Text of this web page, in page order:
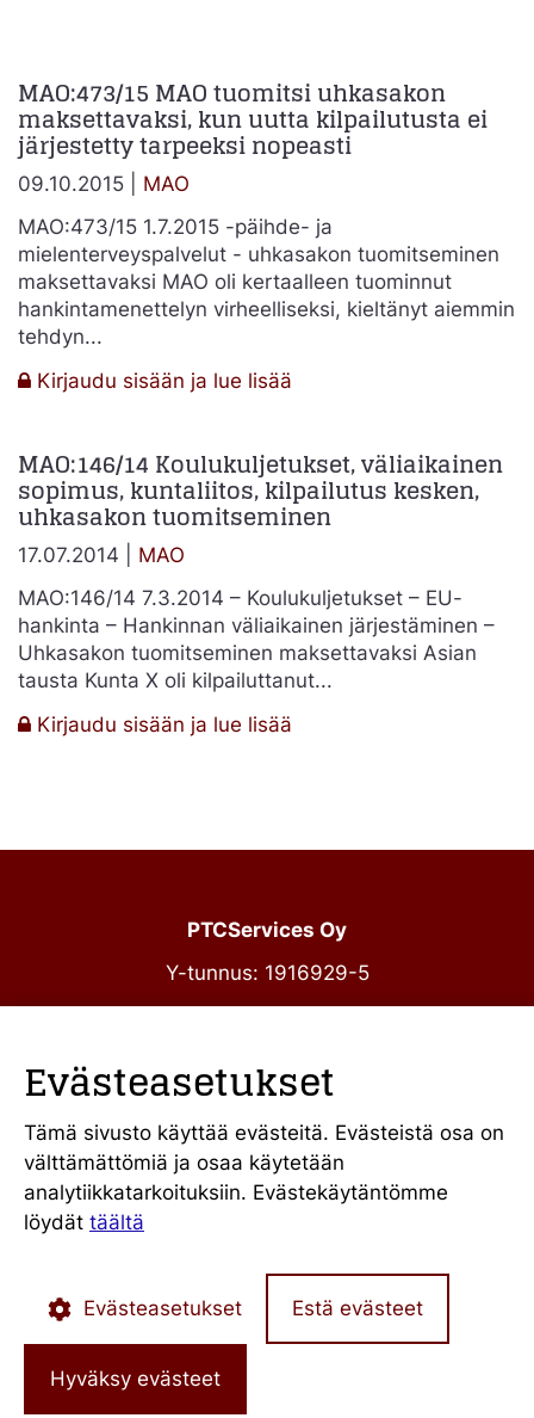
MAO:473/15 MAO tuomitsi uhkasakon
maksettavaksi, kun uutta kilpailutusta ei
järjestetty tarpeeksi nopeasti
09.10.2015 | MAO
MAO:473/15 1.7.2015 -päihde- ja
mielenterveyspalvelut - uhkasakon tuomitseminen
maksettavaksi MAO oli kertaalleen tuominnut
hankintamenettelyn virheelliseksi, kieltänyt aiemmin
tehdyn...
Kirjaudu sisään ja lue lisää
tuomitsi
uhkasakon
maksettavaksi,
kilpailutusta
ei
järjestetty
tarpeeksi
MAO:146/14 Koulukuljetukset, väliaikainen
sopimus, kuntaliitos, kilpailutus kesken,
uhkasakon tuomitseminen
17.07.2014 | MAO
MAO:146/14 7.3.2014 – Koulukuljetukset – EU-
hankinta – Hankinnan väliaikainen järjestäminen –
Uhkasakon tuomitseminen maksettavaksi Asian
tausta Kunta X oli kilpailuttanut...
Kirjaudu sisään ja lue lisää
uhkasakon
tuomitseminen
PTCServices Oy
Y-tunnus: 1916929-5
julkiset@ptcs.fi
Vaihde 010 34 19 700
Evästekäytännöt
Evästeasetukset
Tämä sivusto käyttää evästeitä. Evästeistä osa on
välttämättömiä ja osaa käytetään
analytiikkatarkoituksiin. Evästekäytäntömme
löydät täältä
Evästeasetukset Estä evästeet
Hyväksy evästeet